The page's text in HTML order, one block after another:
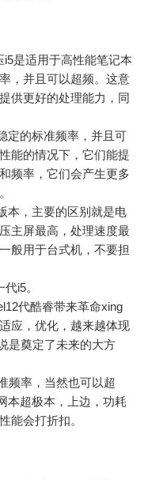
是适用于高性能笔记本
，并且可以超频。这意
供更好的处理能力，同
定的标准频率，并且可
能的情况下，它们能提
频率，它们会产生更多
本，主要的区别就是电
主屏最高，处理速度最
般用于台式机，不要担
i5。
代酷睿带来革命xing
应，优化，越来越体现
是奠定了未来的大方
频率，当然也可以超
本超极本，上边，功耗
能会打折扣。